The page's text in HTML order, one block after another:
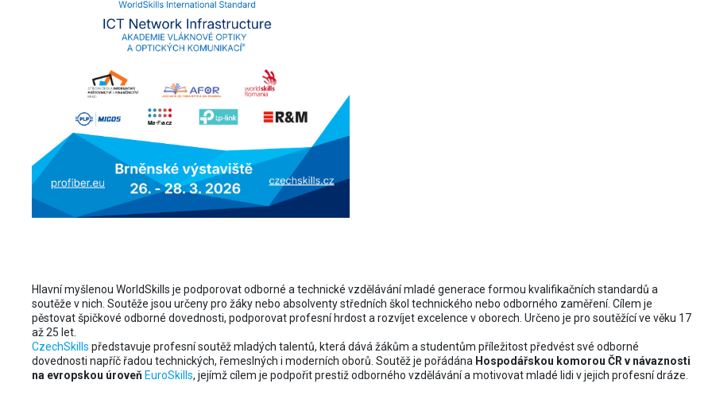
Hlavní myšlenou WorldSkills je podporovat odborné a technické vzdělávání mladé generace formou kvalifikačních standardů a
soutěže v nich. Soutěže jsou určeny pro žáky nebo absolventy středních škol technického nebo odborného zaměření. Cílem je
pěstovat špičkové odborné dovednosti, podporovat profesní hrdost a rozvíjet excelence v oborech. Určeno je pro soutěžící ve věku 17
až 25 let.
CzechSkills představuje profesní soutěž mladých talentů, která dává žákům a studentům příležitost předvést své odborné
dovednosti napříč řadou technických, řemeslných i moderních oborů. Soutěž je pořádána Hospodářskou komorou ČR v návaznosti
na evropskou úroveň EuroSkills, jejímž cílem je podpořit prestiž odborného vzdělávání a motivovat mladé lidi v jejich profesní dráze.